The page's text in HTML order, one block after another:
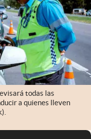
todas las
a quienes lleven